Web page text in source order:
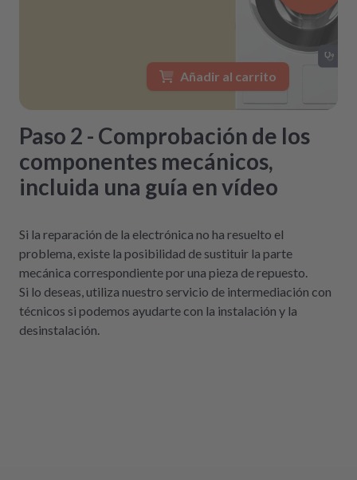
Paso 2 - Comprobación de los
componentes mecánicos,
incluida una guía en vídeo
Si la reparación de la electrónica no ha resuelto el
problema, existe la posibilidad de sustituir la parte
mecánica correspondiente por una pieza de repuesto.
Si lo deseas, utiliza nuestro servicio de intermediación con
técnicos si podemos ayudarte con la instalación y la
desinstalación.
Añadir al carrito